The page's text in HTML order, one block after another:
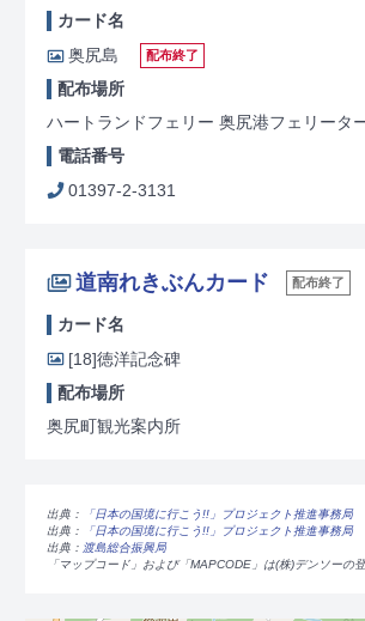
カード名
奥尻島
配布終了
配布場所
ハートランドフェリー 奥尻港フェリータ
電話番号
01397-2-3131
道南れきぶんカード 配布終了
カード名
[18]徳洋記念碑
配布場所
奥尻町観光案内所
出典：
「日本の国境に行こう!!」プロジェクト推進事務局
出典：
「日本の国境に行こう!!」プロジェクト推進事務局
出典： 渡島総合振興局
「マップコード」および「MAPCODE」は(株)デンソーの登